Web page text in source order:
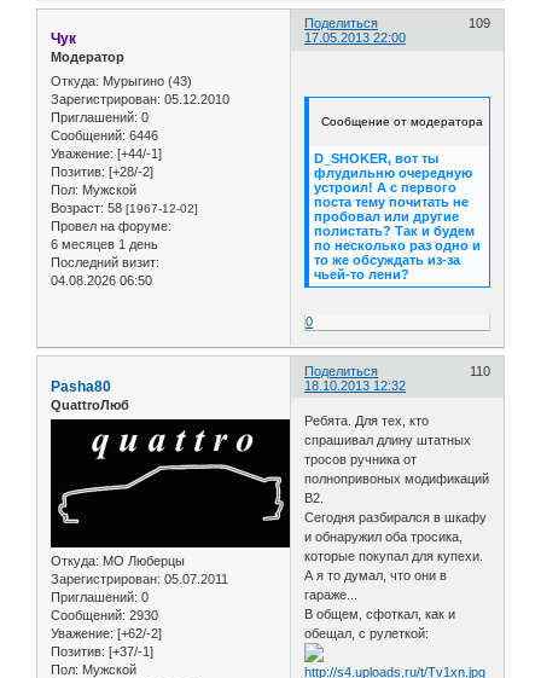
Поделиться
109
17.05.2013 22:00
Чук
Модератор
Откуда: Мурыгино (43)
Зарегистрирован: 05.12.2010
Приглашений: 0
Сообщений: 6446
Уважение: [+44/-1]
Позитив: [+28/-2]
Пол: Мужской
Возраст: 58 [1967-12-02]
Провел на форуме:
6 месяцев 1 день
Последний визит:
04.08.2026 06:50
Сообщение от модератора
D_SHOKER, вот ты
флудильню очередную
устроил! А с первого
поста тему почитать не
пробовал или другие
полистать? Так и будем
по несколько раз одно и
то же обсуждать из-за
чьей-то лени?
0
Поделиться
110
18.10.2013 12:32
Pasha80
QuattroЛюб
Откуда: МО Люберцы
Зарегистрирован: 05.07.2011
Приглашений: 0
Сообщений: 2930
Уважение: [+62/-2]
Позитив: [+37/-1]
Пол: Мужской
Ребята. Для тех, кто
спрашивал длину штатных
тросов ручника от
полнопривоных модификаций
B2.
Сегодня разбирался в шкафу
и обнаружил оба тросика,
которые покупал для купехи.
А я то думал, что они в
гараже...
В общем, сфоткал, как и
обещал, с рулеткой: